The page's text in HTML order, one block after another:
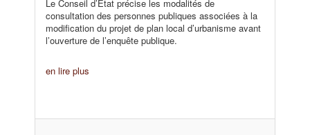
Le Conseil d’État précise les modalités de
consultation des personnes publiques associées à la
modification du projet de plan local d’urbanisme avant
l’ouverture de l’enquête publique.
en lire plus